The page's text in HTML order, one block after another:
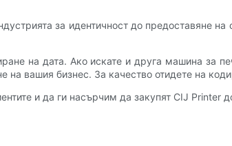
за идентичност до предоставяне на
на дата. Ако искате и друга машина за
вашия бизнес. За качество отидете на
и да ги насърчим да закупят CIJ Printer